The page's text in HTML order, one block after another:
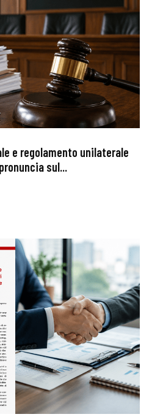
e regolamento unilaterale
sul...